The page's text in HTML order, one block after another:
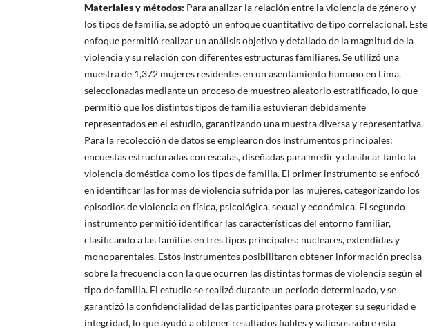
Materiales y métodos: Para analizar la relación entre la violencia de género y
los tipos de familia, se adoptó un enfoque cuantitativo de tipo correlacional. Este
enfoque permitió realizar un análisis objetivo y detallado de la magnitud de la
violencia y su relación con diferentes estructuras familiares. Se utilizó una
muestra de 1,372 mujeres residentes en un asentamiento humano en Lima,
seleccionadas mediante un proceso de muestreo aleatorio estratificado, lo que
permitió que los distintos tipos de familia estuvieran debidamente
representados en el estudio, garantizando una muestra diversa y representativa.
Para la recolección de datos se emplearon dos instrumentos principales:
encuestas estructuradas con escalas, diseñadas para medir y clasificar tanto la
violencia doméstica como los tipos de familia. El primer instrumento se enfocó
en identificar las formas de violencia sufrida por las mujeres, categorizando los
episodios de violencia en física, psicológica, sexual y económica. El segundo
instrumento permitió identificar las características del entorno familiar,
clasificando a las familias en tres tipos principales: nucleares, extendidas y
monoparentales. Estos instrumentos posibilitaron obtener información precisa
sobre la frecuencia con la que ocurren las distintas formas de violencia según el
tipo de familia. El estudio se realizó durante un período determinado, y se
garantizó la confidencialidad de las participantes para proteger su seguridad e
integridad, lo que ayudó a obtener resultados fiables y valiosos sobre esta